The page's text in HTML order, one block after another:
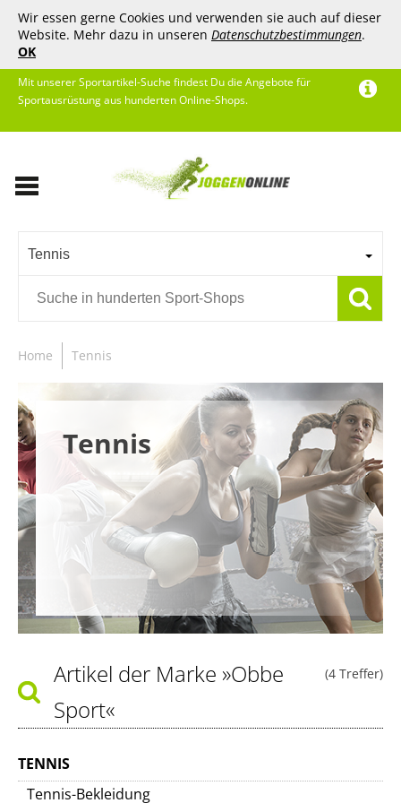
Wir essen gerne Cookies und verwenden sie auch auf dieser
Website. Mehr dazu in unseren Datenschutzbestimmungen.
OK
Mit unserer Sportartikel-Suche findest Du die Angebote für
Sportausrüstung aus hunderten Online-Shops.
Tennis
Home Tennis
Tennis
(4 Treffer)
Artikel der Marke »Obbe
Sport«
TENNIS
Tennis-Bekleidung